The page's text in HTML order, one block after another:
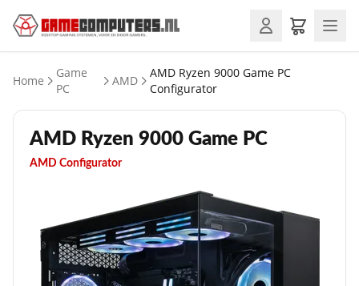
Home
Game
PC
AMD
AMD Ryzen 9000 Game PC
Configurator
AMD Ryzen 9000 Game PC
AMD Configurator